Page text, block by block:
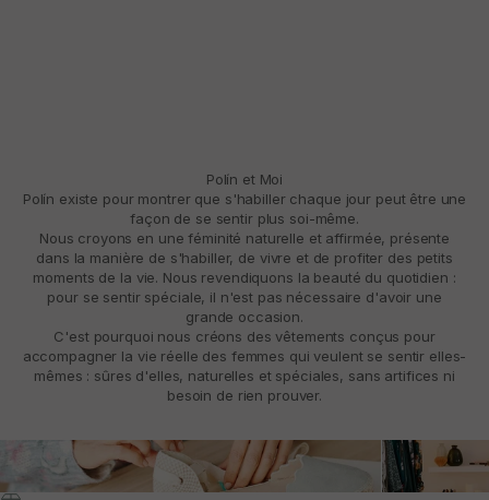
Polín et Moi
Polín existe pour montrer que s'habiller chaque jour peut être une
façon de se sentir plus soi-même.
Nous croyons en une féminité naturelle et affirmée, présente
dans la manière de s'habiller, de vivre et de profiter des petits
moments de la vie. Nous revendiquons la beauté du quotidien :
pour se sentir spéciale, il n'est pas nécessaire d'avoir une
grande occasion.
C'est pourquoi nous créons des vêtements conçus pour
accompagner la vie réelle des femmes qui veulent se sentir elles-
mêmes : sûres d'elles, naturelles et spéciales, sans artifices ni
besoin de rien prouver.